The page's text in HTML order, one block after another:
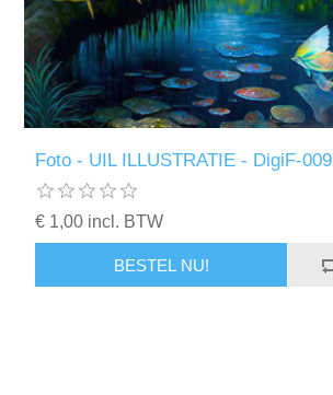
Foto - UIL ILLUSTRATIE - DigiF-009
€ 1,00 incl. BTW
BESTEL NU!